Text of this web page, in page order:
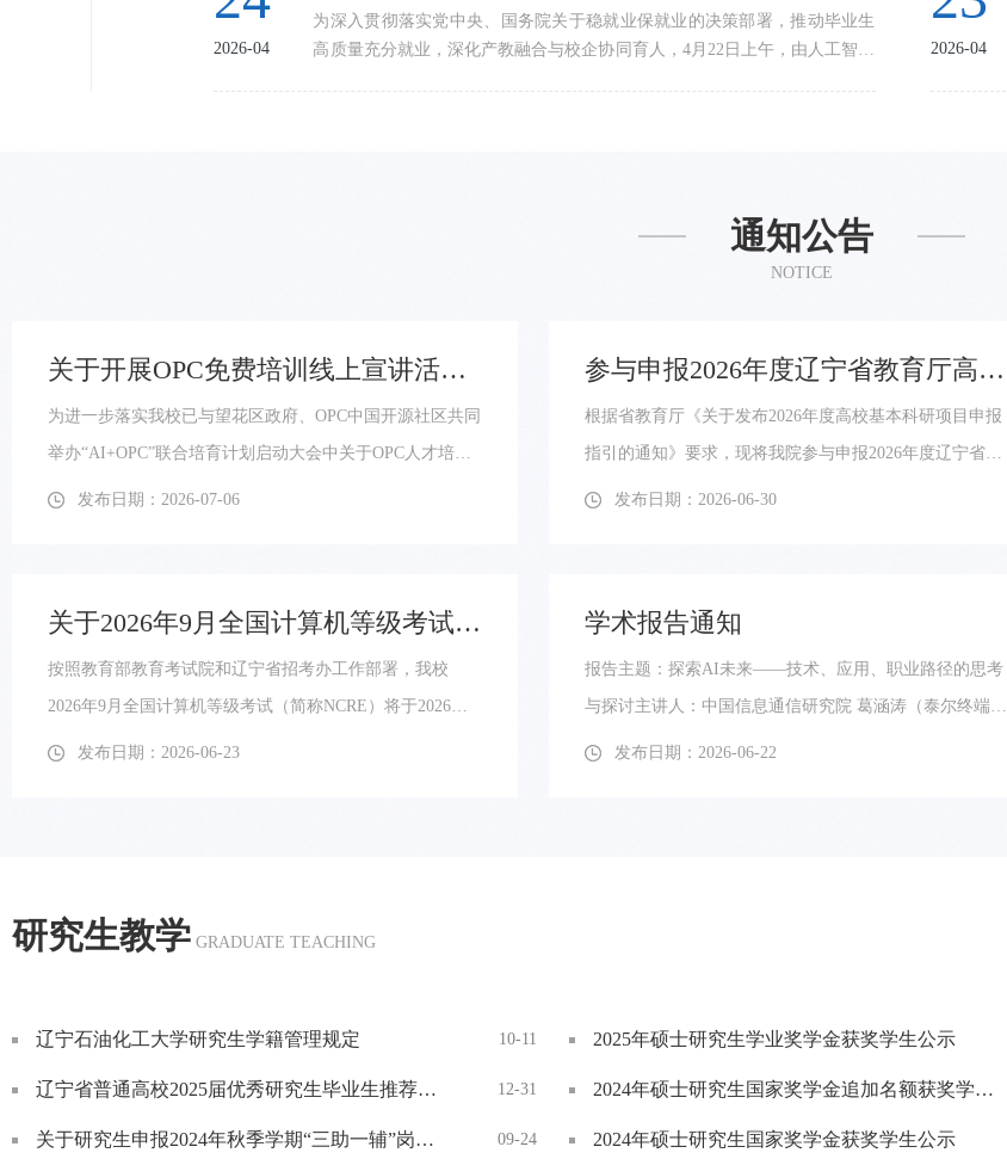
2026-01
为全面总结学院2025年工作成效，科学谋划未来发展蓝图，切实保障教职工
民主权利，强化工会组织建设，2026年1月9日上午10时，人工智能与软件学
2026-01
2026-04
为深入贯彻落实党中央、国务院关于稳就业保就业的决策部署，推动毕业生
高质量充分就业，深化产教融合与校企协同育人，4月22日上午，由人工智能
2026-04
通知公告
NOTICE
关于开展OPC免费培训线上宣讲活动的通知
为进一步落实我校已与望花区政府、OPC中国开源社区共同
举办“AI+OPC”联合培育计划启动大会中关于OPC人才培养
的工作，帮助同学们深入了解OPC技术前沿动态、明晰OPC
黎跃春先生担任主讲嘉宾，将围绕OPC技术当前发展趋势、
产业落地应用场景、高校学生学习OPC技术的...
发布日期：2026-07-06
参与申报2026年度辽宁省教育厅高校基本科研项目学院评审结果公示
根据省教育厅《关于发布2026年度高校基本科研项目申报
指引的通知》要求，现将我院参与申报2026年度辽宁省教
育厅高校基本科研项目学院评审结果排序公示如下：自然
降水预报关键技术研究 4 复杂工况下轴承故障诊断与剩余
寿命预测方法研究 5 面向石化产品研发的...
发布日期：2026-06-30
关于2026年9月全国计算机等级考试报名工作的通知
按照教育部教育考试院和辽宁省招考办工作部署，我校
2026年9月全国计算机等级考试（简称NCRE）将于2026年9
月19-20日举行。为做好考试报名工作，相关事宜通知如
年7月15日16时。考生提交报名信息后24小时...
发布日期：2026-06-23
学术报告通知
报告主题：探索AI未来——技术、应用、职业路径的思考
与探讨主讲人：中国信息通信研究院 葛涵涛（泰尔终端实
验室战略规划部副主任、IoT行业首席研究员）时间：2026
发布日期：2026-06-22
研究生教学 GRADUATE TEACHING
10-11
辽宁石油化工大学研究生学籍管理规定
12-31
辽宁省普通高校2025届优秀研究生毕业生推荐人选公示
09-24
关于研究生申报2024年秋季学期“三助一辅”岗位的通知
2025年硕士研究生学业奖学金获奖学生公示
2024年硕士研究生国家奖学金追加名额获奖学生公示
2024年硕士研究生国家奖学金获奖学生公示